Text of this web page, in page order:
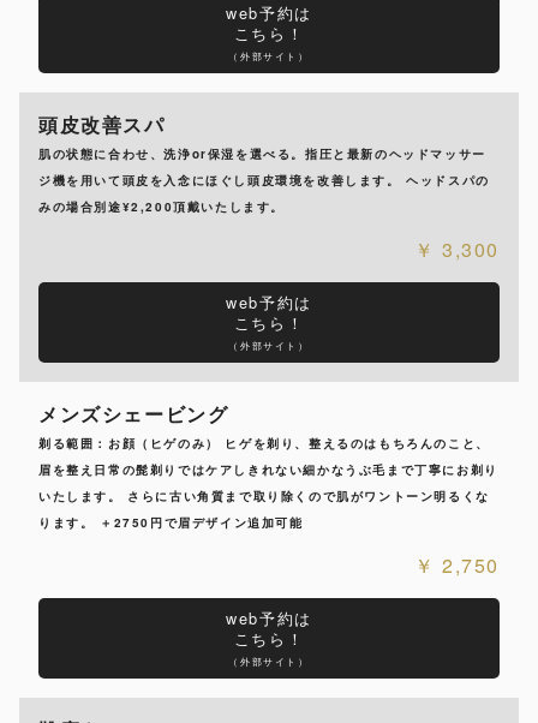
web予約は
こちら！
（外部サイト）
頭皮改善スパ
肌の状態に合わせ、洗浄or保湿を選べる。指圧と最新のヘッドマッサー
ジ機を用いて頭皮を入念にほぐし頭皮環境を改善します。 ヘッドスパの
みの場合別途¥2,200頂戴いたします。
3,300
web予約は
こちら！
（外部サイト）
メンズシェービング
剃る範囲：お顔（ヒゲのみ） ヒゲを剃り、整えるのはもちろんのこと、
眉を整え日常の髭剃りではケアしきれない細かなうぶ毛まで丁寧にお剃り
いたします。 さらに古い角質まで取り除くので肌がワントーン明るくな
ります。 ＋2750円で眉デザイン追加可能
2,750
web予約は
こちら！
（外部サイト）